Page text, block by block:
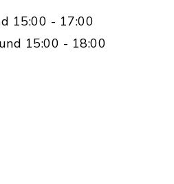
15:00 - 17:00
15:00 - 18:00